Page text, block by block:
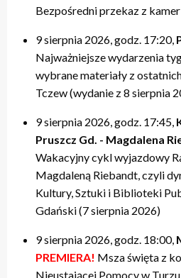
Bezpośredni przekaz z
9 sierpnia 2026, godz. 17:20,
Najważniejsze wydarzenia
wybrane materiały z
Tczew (wydanie z 8 sierpnia
9 sierpnia 2026, godz. 17:45,
Pruszcz Gd. - Magdalena
Wakacyjny cykl wyjazdowy
Magdaleną Riebandt, czyli
Kultury, Sztuki i Biblioteki
Gdański (7 sierpnia 2026)
9 sierpnia 2026, godz. 18:00,
PREMIERA! Msza święta z
Nieustającej Pomocy w